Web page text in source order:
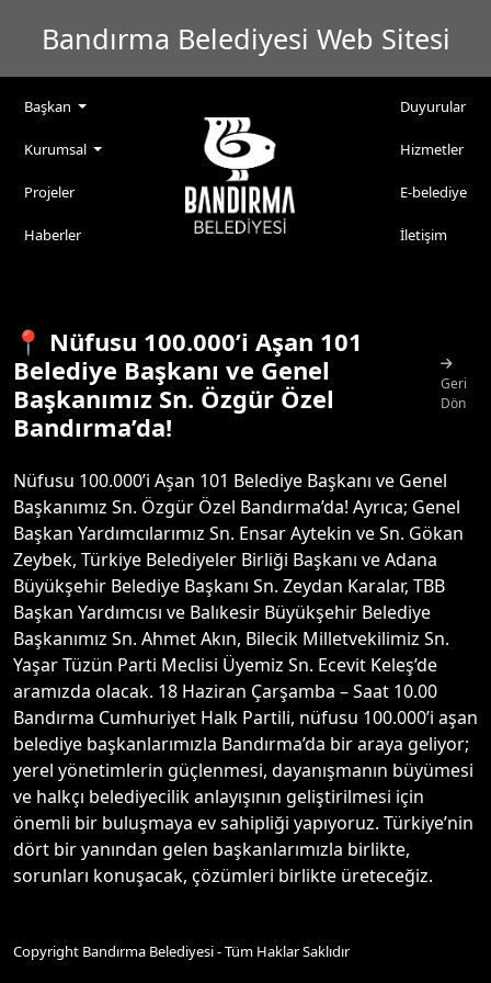
Bandırma Belediyesi Web Sitesi
Başkan
Kurumsal
Projeler
Haberler
Duyurular
Hizmetler
E-belediye
İletişim
📍 Nüfusu 100.000’i Aşan 101
Belediye Başkanı ve Genel
Başkanımız Sn. Özgür Özel
Bandırma’da!
Geri
Dön
Nüfusu 100.000’i Aşan 101 Belediye Başkanı ve Genel
Başkanımız Sn. Özgür Özel Bandırma’da! Ayrıca; Genel
Başkan Yardımcılarımız Sn. Ensar Aytekin ve Sn. Gökan
Zeybek, Türkiye Belediyeler Birliği Başkanı ve Adana
Büyükşehir Belediye Başkanı Sn. Zeydan Karalar, TBB
Başkan Yardımcısı ve Balıkesir Büyükşehir Belediye
Başkanımız Sn. Ahmet Akın, Bilecik Milletvekilimiz Sn.
Yaşar Tüzün Parti Meclisi Üyemiz Sn. Ecevit Keleş’de
aramızda olacak. 18 Haziran Çarşamba – Saat 10.00
Bandırma Cumhuriyet Halk Partili, nüfusu 100.000’i aşan
belediye başkanlarımızla Bandırma’da bir araya geliyor;
yerel yönetimlerin güçlenmesi, dayanışmanın büyümesi
ve halkçı belediyecilik anlayışının geliştirilmesi için
önemli bir buluşmaya ev sahipliği yapıyoruz. Türkiye’nin
dört bir yanından gelen başkanlarımızla birlikte,
sorunları konuşacak, çözümleri birlikte üreteceğiz.
Copyright Bandırma Belediyesi - Tüm Haklar Saklıdır